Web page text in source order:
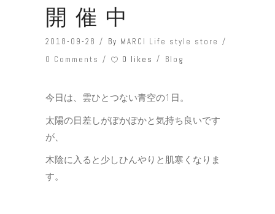
開催中
2018-09-28 By MARCI Life style store
0 Comments
0 likes Blog
今日は、雲ひとつない青空の1日。
太陽の日差しがぽかぽかと気持ち良いです
が、
木陰に入ると少しひんやりと肌寒くなりま
す。